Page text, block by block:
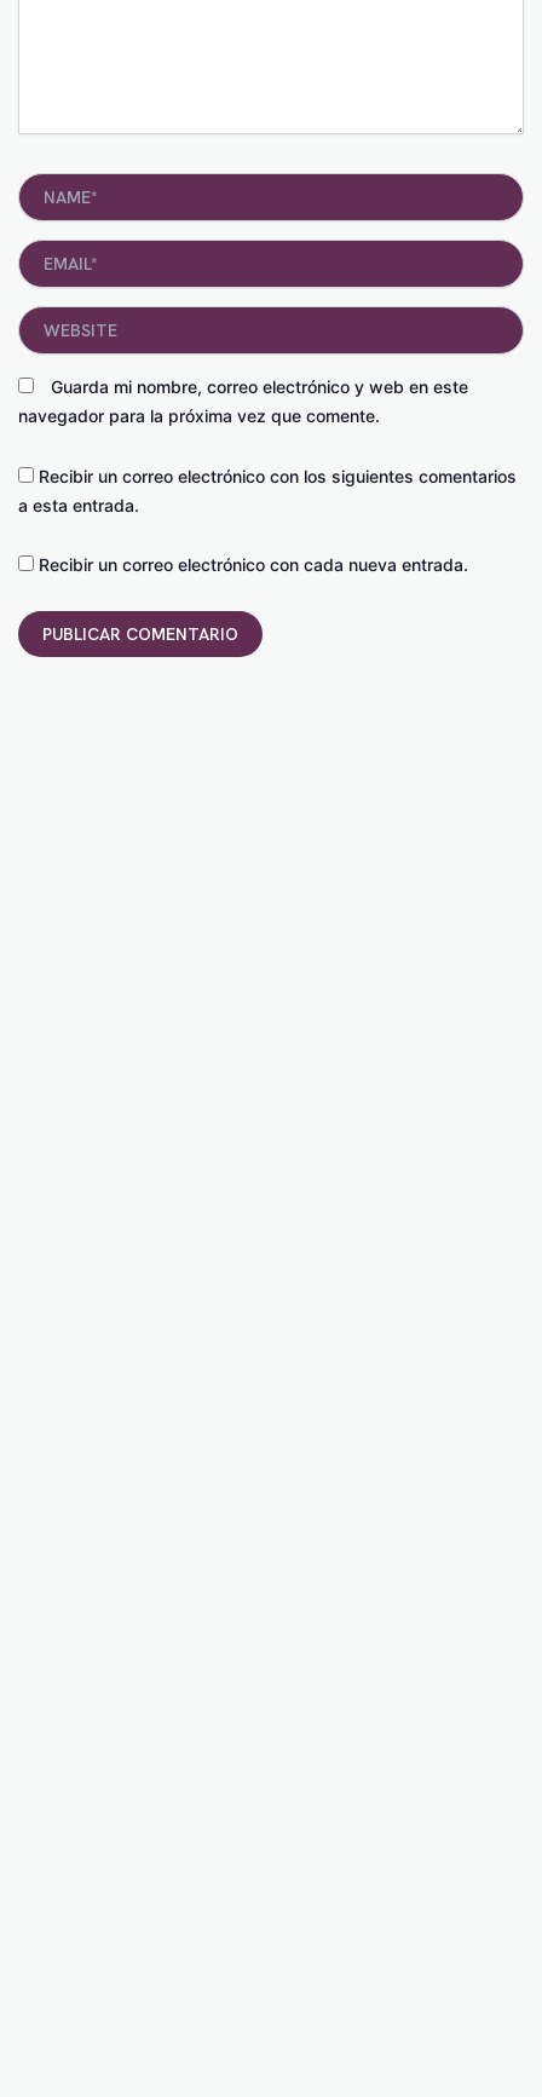
Name*
Email*
Guarda mi nombre, correo electrónico y web en este
navegador para la próxima vez que comente.
Website
Recibir un correo electrónico con los siguientes comentarios
a esta entrada.
Recibir un correo electrónico con cada nueva entrada.